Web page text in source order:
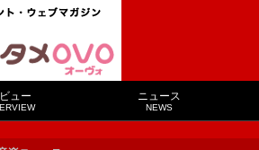
ュー ニュース
NEWS